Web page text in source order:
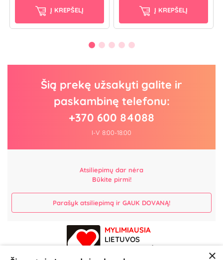
Į KREPŠELĮ Į KREPŠELĮ
Šią prekę užsakyti galite ir
paskambinę telefonu:
+370 600 84088
I-V 8:00-18:00
Atsiliepimų dar nėra
Būkite pirmi!
Parašyk atsiliepimą ir GAUK DOVANĄ!
MYLIMIAUSIA
LIETUVOS
×